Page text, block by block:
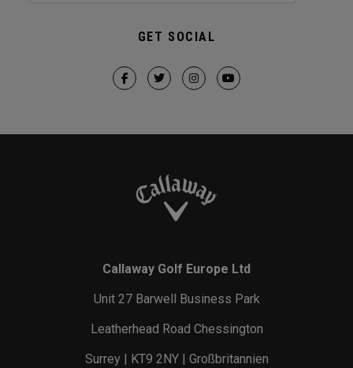
GET SOCIAL
Callaway Golf Europe Ltd
Unit 27 Barwell Business Park
Leatherhead Road Chessington
Surrey | KT9 2NY | Großbritannien